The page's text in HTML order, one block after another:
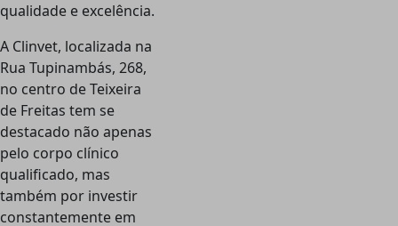
qualidade e excelência.
A Clinvet, localizada na
Rua Tupinambás, 268,
no centro de Teixeira
de Freitas tem se
destacado não apenas
pelo corpo clínico
qualificado, mas
também por investir
constantemente em